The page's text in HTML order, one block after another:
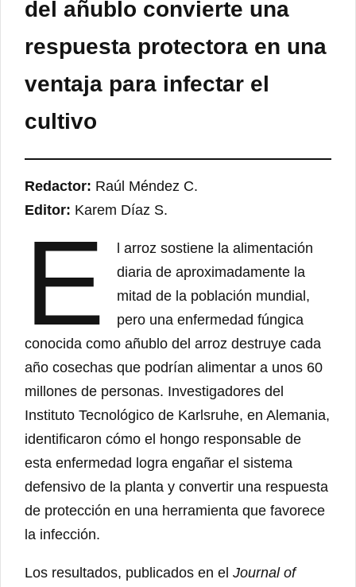
del añublo convierte una
respuesta protectora en una
ventaja para infectar el
cultivo
Redactor: Raúl Méndez C.
Editor: Karem Díaz S.
E
l arroz sostiene la alimentación
diaria de aproximadamente la
mitad de la población mundial,
pero una enfermedad fúngica
conocida como añublo del arroz destruye cada
año cosechas que podrían alimentar a unos 60
millones de personas. Investigadores del
Instituto Tecnológico de Karlsruhe, en Alemania,
identificaron cómo el hongo responsable de
esta enfermedad logra engañar el sistema
defensivo de la planta y convertir una respuesta
de protección en una herramienta que favorece
la infección.
Los resultados, publicados en el Journal of